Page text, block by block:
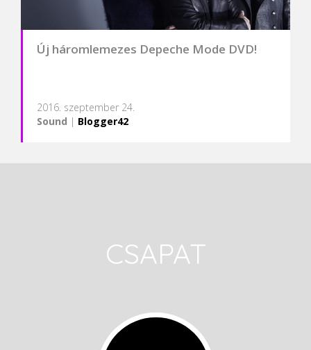
Új háromlemezes Depeche Mode DVD!
2016. szeptember 24.
Sound | Blogger42
CSAPAT